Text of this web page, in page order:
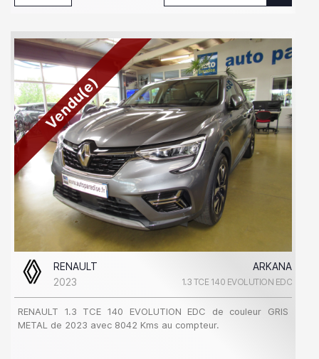
Vendu(e)
RENAULT
ARKANA
2023
1.3 TCE 140 EVOLUTION EDC
RENAULT 1.3 TCE 140 EVOLUTION EDC de couleur GRIS
METAL de 2023 avec 8042 Kms au compteur.